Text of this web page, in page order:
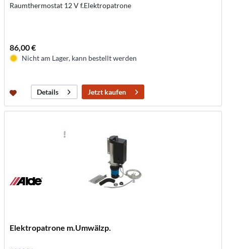
Raumthermostat 12 V f.Elektropatrone
86,00 €
Nicht am Lager, kann bestellt werden
Details Jetzt kaufen
Elektropatrone m.Umwälzp.